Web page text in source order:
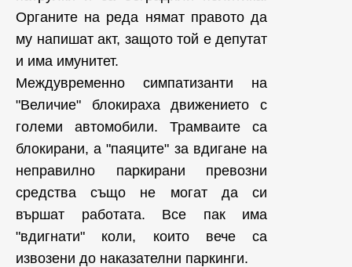
Органите на реда нямат правото да
му напишат акт, защото той е депутат
и има имунитет.
Междувременно симпатизанти на
"Величие" блокираха движението с
големи автомобили. Трамваите са
блокирани, а "паяците" за вдигане на
неправилно паркирани превозни
средства също не могат да си
вършат работата. Все пак има
"вдигнати" коли, които вече са
извозени до наказателни паркинги.